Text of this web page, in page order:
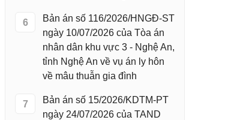
6
Bản án số 116/2026/HNGĐ-ST
ngày 10/07/2026 của Tòa án
nhân dân khu vực 3 - Nghệ An,
tỉnh Nghệ An về vụ án ly hôn
về mâu thuẫn gia đình
7
Bản án số 15/2026/KDTM-PT
ngày 24/07/2026 của TAND